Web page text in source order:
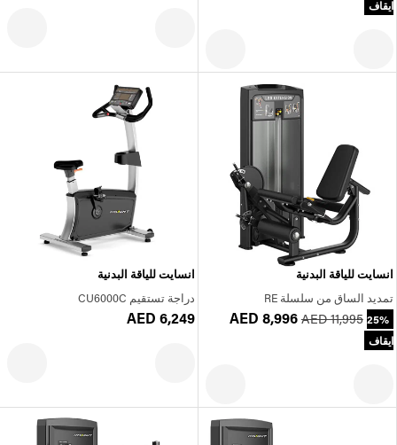
ايقاف
انسايت للياقة البدنية
تمديد الساق من سلسلة RE
AED 8,996 AED 11,995 25%
ايقاف
انسايت للياقة البدنية
دراجة تستقيم CU6000C
AED 6,249